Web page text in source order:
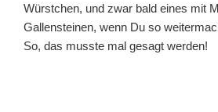
Würstchen, und zwar bald eines mit
Gallensteinen, wenn Du so
So, das musste mal gesagt werden!